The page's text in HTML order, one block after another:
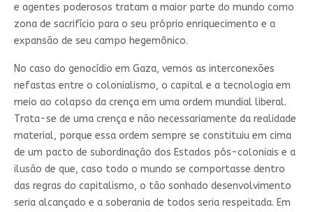
e agentes poderosos tratam a maior parte do mundo como
zona de sacrifício para o seu próprio enriquecimento e a
expansão de seu campo hegemônico.
No caso do genocídio em Gaza, vemos as interconexões
nefastas entre o colonialismo, o capital e a tecnologia em
meio ao colapso da crença em uma ordem mundial liberal.
Trata-se de uma crença e não necessariamente da realidade
material, porque essa ordem sempre se constituiu em cima
de um pacto de subordinação dos Estados pós-coloniais e a
ilusão de que, caso todo o mundo se comportasse dentro
das regras do capitalismo, o tão sonhado desenvolvimento
seria alcançado e a soberania de todos seria respeitada. Em